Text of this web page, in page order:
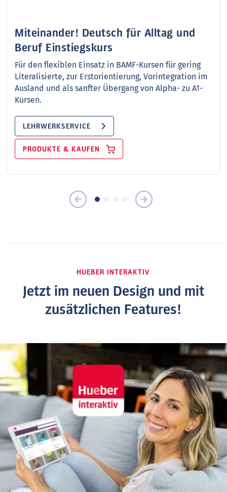
Miteinander! Deutsch für Alltag und
Beruf Einstiegskurs
Für den flexiblen Einsatz in BAMF-Kursen für gering
Literalisierte, zur Erstorientierung, Vorintegration im
Ausland und als sanfter Übergang von Alpha- zu A1-
Kursen.
LEHRWERKSERVICE
PRODUKTE & KAUFEN
HUEBER INTERAKTIV
Jetzt im neuen Design und mit
zusätzlichen Features!